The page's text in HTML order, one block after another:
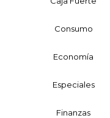
Consumo
Economía
Especiales
Finanzas